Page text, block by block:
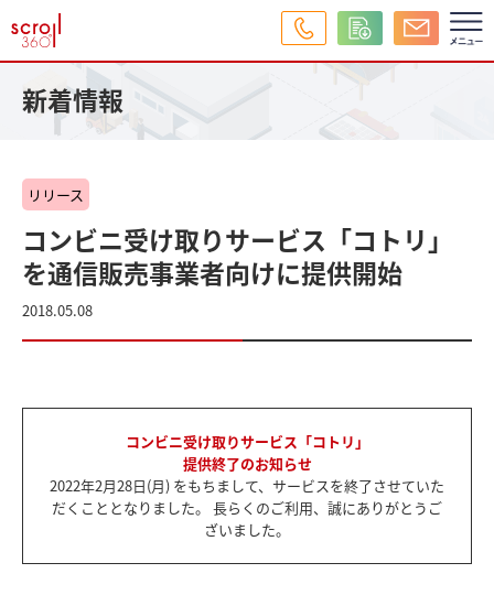
新着情報
リリース
コンビニ受け取りサービス「コトリ」
を通信販売事業者向けに提供開始
2018.05.08
コンビニ受け取りサービス「コトリ」
提供終了のお知らせ
2022年2月28日(月) をもちまして、サービスを終了させていた
だくこととなりました。 長らくのご利用、誠にありがとうご
ざいました。